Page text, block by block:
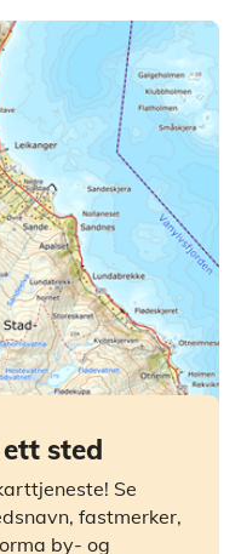
sted
Se
fastmerker,
by- og